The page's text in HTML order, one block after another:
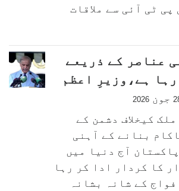
ٹی آئی سے ملاقات
عناصر کے ذریعے
ہے،وزیرِ اعظم
جون 2026
کیخلاف دشمن کے
بنانے کے آہنی
آج دنیا میں
کا کردار ادا کر رہا
کے شانہ بشانہ